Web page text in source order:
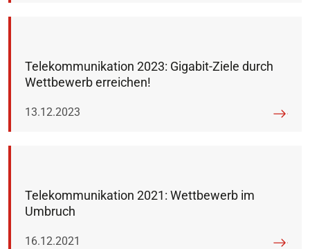
Telekommunikation 2023: Gigabit-Ziele durch
Wettbewerb erreichen!
Veröffentlicht am:
13.12.2023
Telekommunikation 2021: Wettbewerb im
Umbruch
Veröffentlicht am:
16.12.2021